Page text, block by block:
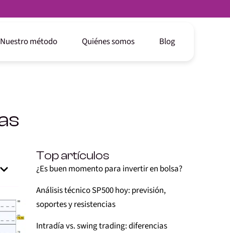
Nuestro método Quiénes somos Blog
Top artículos
¿Es buen momento para invertir en bolsa?
Análisis técnico SP500 hoy: previsión,
soportes y resistencias
Intradía vs. swing trading: diferencias